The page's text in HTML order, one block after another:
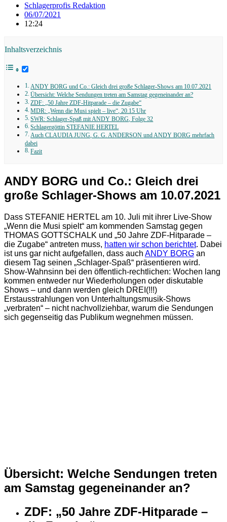
Schlagerprofis Redaktion
06/07/2021
12:24
Inhaltsverzeichnis
ANDY BORG und Co.: Gleich drei große Schlager-Shows am 10.07.2021
Übersicht: Welche Sendungen treten am Samstag gegeneinander an?
ZDF: „50 Jahre ZDF-Hitparade – die Zugabe“
MDR: „Wenn die Musi spielt – live“, 20.15 Uhr
SWR: Schlager-Spaß mit ANDY BORG, Folge 32
Schlagergöttin STEFANIE HERTEL
Auch CLAUDIA JUNG, G. G. ANDERSON und ANDY BORG mehrfach
dabei
Fazit
ANDY BORG und Co.: Gleich drei
große Schlager-Shows am 10.07.2021
Dass STEFANIE HERTEL am 10. Juli mit ihrer Live-Show
„Wenn die Musi spielt“ am kommenden Samstag gegen
THOMAS GOTTSCHALK und „50 Jahre ZDF-Hitparade –
die Zugabe“ antreten muss, hatten wir schon berichtet. Dabei
ist uns gar nicht aufgefallen, dass auch ANDY BORG an
diesem Tag seinen „Schlager-Spaß“ präsentieren wird.
Show-Wahnsinn bei den öffentlich-rechtlichen: Wochen lang
kommen entweder nur Wiederholungen oder diskutable
Shows – und dann werden gleich DREI(!!!)
Erstausstrahlungen von Unterhaltungsmusik-Shows
„verbraten“ – nicht nachvollziehbar, warum die Sendungen
sich gegenseitig das Publikum wegnehmen müssen.
Übersicht: Welche Sendungen treten
am Samstag gegeneinander an?
ZDF: „50 Jahre ZDF-Hitparade –